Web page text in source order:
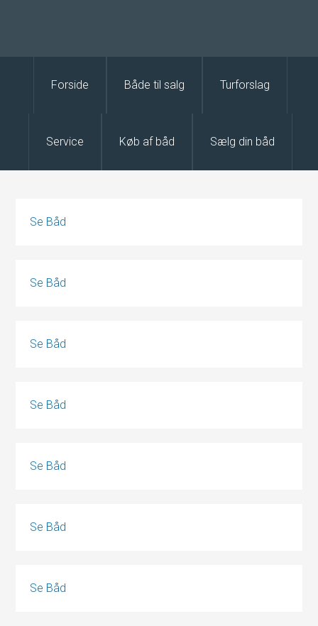
Forside Både til salg Turforslag
Service Køb af båd Sælg din båd
Se Båd
Se Båd
Se Båd
Se Båd
Se Båd
Se Båd
Se Båd